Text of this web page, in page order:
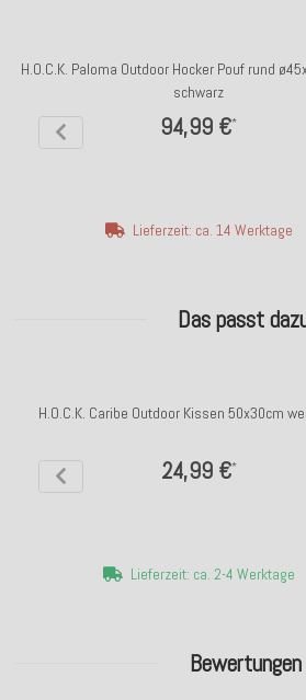
Bewertungen
H.O.C.K. Paloma Outdoor Hocker Pouf rund
schwarz
94,99 €*
Lieferzeit: ca. 14 Werktage
Das passt
H.O.C.K. Caribe Outdoor Kissen 50x30cm
24,99 €*
Lieferzeit: ca. 2-4 Werktage